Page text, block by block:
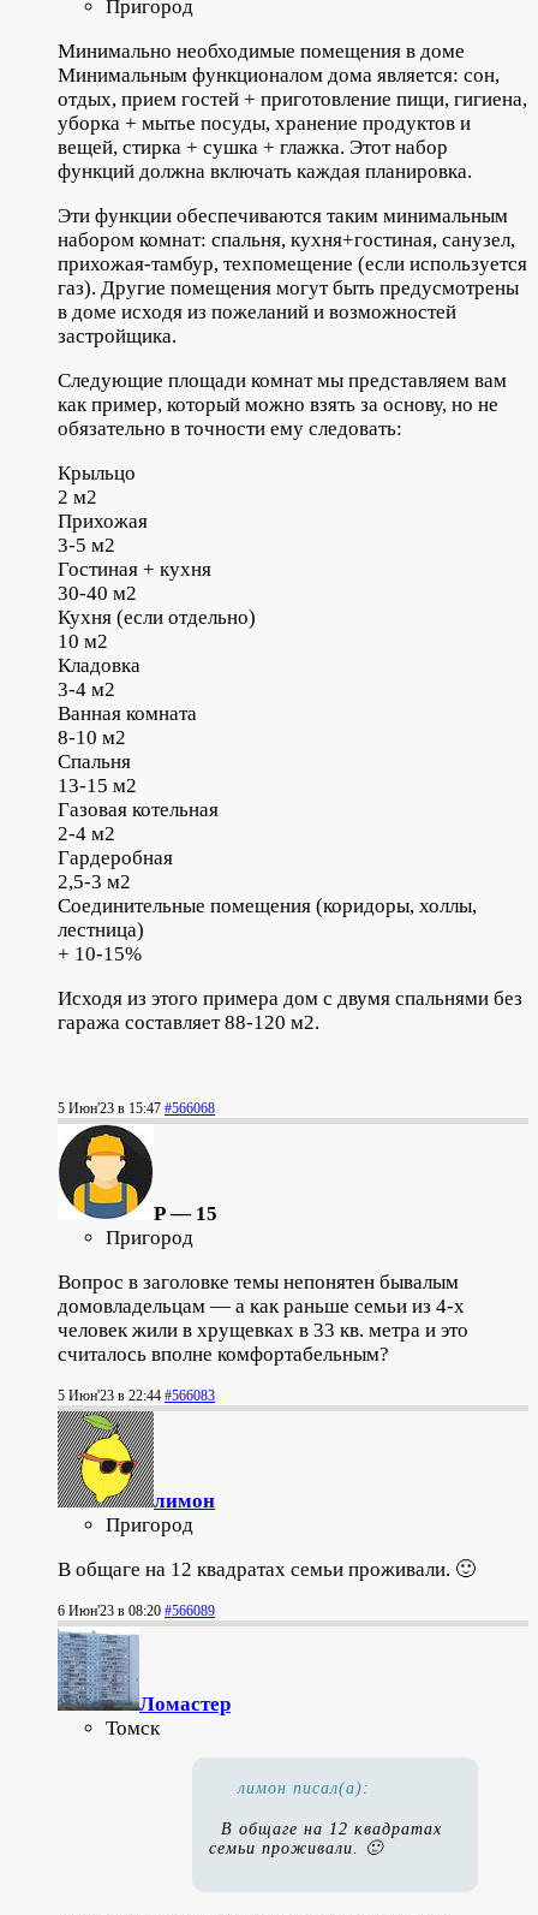
Пригород
Минимально необходимые помещения в доме
Минимальным функционалом дома является: сон,
отдых, прием гостей + приготовление пищи, гигиена,
уборка + мытье посуды, хранение продуктов и
вещей, стирка + сушка + глажка. Этот набор
функций должна включать каждая планировка.
Эти функции обеспечиваются таким минимальным
набором комнат: спальня, кухня+гостиная, санузел,
прихожая-тамбур, техпомещение (если используется
газ). Другие помещения могут быть предусмотрены
в доме исходя из пожеланий и возможностей
застройщика.
Следующие площади комнат мы представляем вам
как пример, который можно взять за основу, но не
обязательно в точности ему следовать:
Крыльцо
2 м2
Прихожая
3-5 м2
Гостиная + кухня
30-40 м2
Кухня (если отдельно)
10 м2
Кладовка
3-4 м2
Ванная комната
8-10 м2
Спальня
13-15 м2
Газовая котельная
2-4 м2
Гардеробная
2,5-3 м2
Соединительные помещения (коридоры, холлы,
лестница)
+ 10-15%
Исходя из этого примера дом с двумя спальнями без
гаража составляет 88-120 м2.
5 Июн'23 в 15:47 #566068
Р — 15
Пригород
Вопрос в заголовке темы непонятен бывалым
домовладельцам — а как раньше семьи из 4-х
человек жили в хрущевках в 33 кв. метра и это
считалось вполне комфортабельным?
5 Июн'23 в 22:44 #566083
лимон
Пригород
В общаге на 12 квадратах семьи проживали. 🙂
6 Июн'23 в 08:20 #566089
Ломастер
Томск
лимон писал(а):
В общаге на 12 квадратах
семьи проживали. 🙂